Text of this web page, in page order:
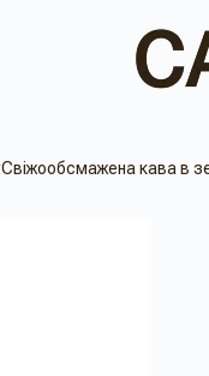
Свіжообсмажена кава в